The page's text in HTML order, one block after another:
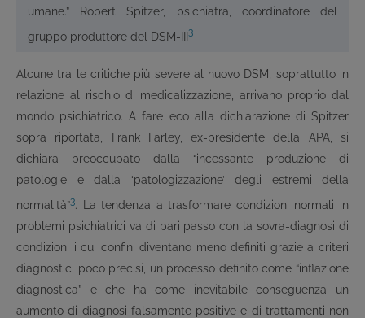
umane.” Robert Spitzer, psichiatra, coordinatore del
gruppo produttore del DSM-III3
Alcune tra le critiche più severe al nuovo DSM, soprattutto in
relazione al rischio di medicalizzazione, arrivano proprio dal
mondo psichiatrico. A fare eco alla dichiarazione di Spitzer
sopra riportata, Frank Farley, ex-presidente della APA, si
dichiara preoccupato dalla “incessante produzione di
patologie e dalla ‘patologizzazione’ degli estremi della
normalità”3. La tendenza a trasformare condizioni normali in
problemi psichiatrici va di pari passo con la sovra-diagnosi di
condizioni i cui confini diventano meno definiti grazie a criteri
diagnostici poco precisi, un processo definito come “inflazione
diagnostica” e che ha come inevitabile conseguenza un
aumento di diagnosi falsamente positive e di trattamenti non